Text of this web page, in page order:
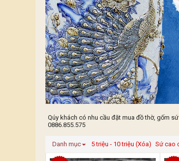
Qúy khách có nhu cầu đặt mua đồ thờ, gốm
0886.855.575
Danh mục 5 triệu - 10 triệu (Xóa) Sứ cao